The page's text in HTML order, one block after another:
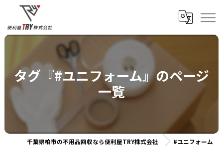
タグ『#ユニフォーム』のページ
一覧
千葉県柏市の不用品回収なら便利屋TRY株式会社 #ユニフォーム